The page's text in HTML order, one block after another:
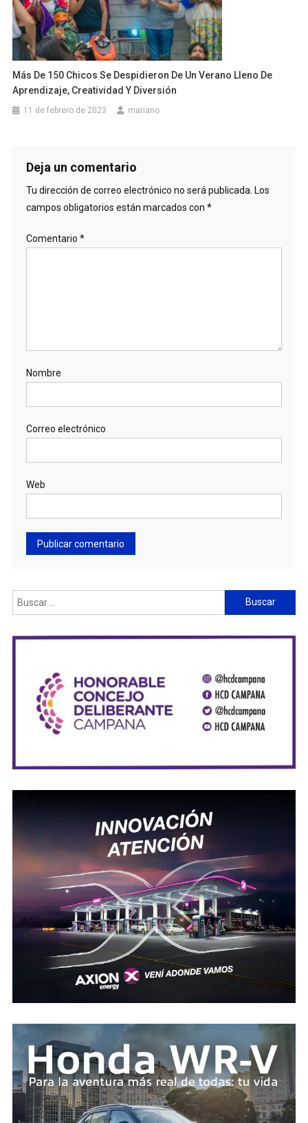
Más De 150 Chicos Se Despidieron De Un Verano Lleno De
Aprendizaje, Creatividad Y Diversión
11 de febrero de 2023 mariano
Deja un comentario
Tu dirección de correo electrónico no será publicada. Los
campos obligatorios están marcados con *
Comentario *
Nombre
Correo electrónico
Web
Buscar: